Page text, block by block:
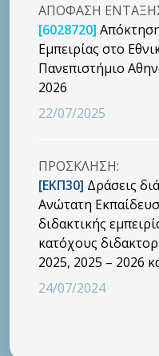
ΑΠΟΦΑΣΗ
[6028720]
Εμπειρίας στο
Πανεπιστήμιο
2026
22/07/2025
ΠΡΟΣΚΛΗΣΗ:
[ΕΚΠ30] Δράσεις
Ανώτατη
διδακτικής
κατόχους
2025, 2025 – 2026
24/07/2024